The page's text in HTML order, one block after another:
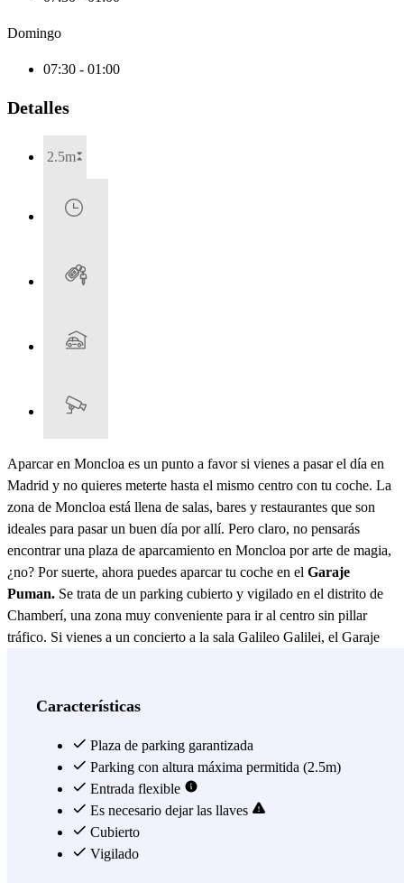
Domingo
07:30 - 01:00
Detalles
2.5m
Aparcar en Moncloa es un punto a favor si vienes a pasar el día en
Madrid y no quieres meterte hasta el mismo centro con tu coche. La
zona de Moncloa está llena de salas, bares y restaurantes que son
ideales para pasar un buen día por allí. Pero claro, no pensarás
encontrar una plaza de aparcamiento en Moncloa por arte de magia,
¿no? Por suerte, ahora puedes aparcar tu coche en el Garaje
Puman. Se trata de un parking cubierto y vigilado en el distrito de
Chamberí, una zona muy conveniente para ir al centro sin pillar
tráfico. Si vienes a un concierto a la sala Galileo Galilei, el Garaje
sabes qué hacer, siempre puedes irte con tus amigos al Escape Room
aparcamiento cerca del Teatro Galileo, también te conviene reservar
aquí una plaza de parking, ya que está a solo 6 minutos: ideal para ir
a ver una buena obra de teatro. Por último, tienes que saber que el
parking tiene dos paradas de metro cercanas, la de Moncloa (Líneas
3 y 6) y la de Islas Filipinas (Línea 7), así que, si en el último
momento el plan cambia y ya tienes ahí aparcado el coche, siempre
Características
Plaza de parking garantizada
Parking con altura máxima permitida (2.5m)
Entrada flexible
Es necesario dejar las llaves
Cubierto
Vigilado